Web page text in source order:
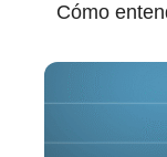
Cómo